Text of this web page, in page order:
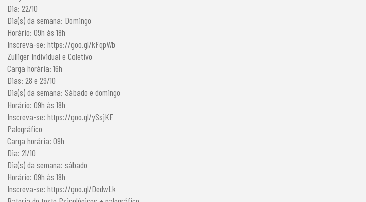
Dia: 22/10
Dia(s) da semana: Domingo
Horário: 09h às 18h
Inscreva-se: https://goo.gl/kFqpWb
Zulliger Individual e Coletivo
Carga horária: 16h
Dias: 28 e 29/10
Dia(s) da semana: Sábado e domingo
Horário: 09h às 18h
Inscreva-se: https://goo.gl/ySsjKF
Palográfico
Carga horária: 09h
Dia: 21/10
Dia(s) da semana: sábado
Horário: 09h às 18h
Inscreva-se: https://goo.gl/DedwLk